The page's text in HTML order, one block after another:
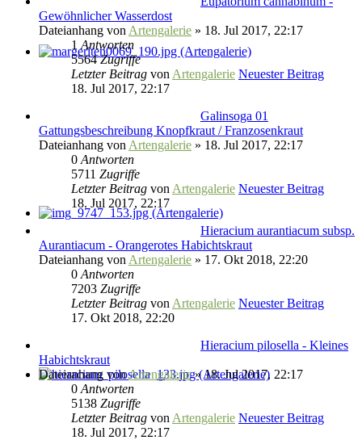
Gewöhnlicher Wasserdost
Dateianhang von Artengalerie » 18. Jul 2017, 22:17
1 Antworten
5564Zugriffe
Letzter Beitrag von Artengalerie Neuester Beitrag
18. Jul 2017, 22:17
Galinsoga 01
Gattungsbeschreibung Knopfkraut / Franzosenkraut
Dateianhang von Artengalerie » 18. Jul 2017, 22:17
0 Antworten
5711 Zugriffe
Letzter Beitrag von Artengalerie Neuester Beitrag
18. Jul 2017, 22:17
Hieracium aurantiacum subsp.
Aurantiacum - Orangerotes Habichtskraut
Dateianhang von Artengalerie » 17. Okt 2018, 22:20
0 Antworten
7203 Zugriffe
Letzter Beitrag von Artengalerie Neuester Beitrag
17. Okt 2018, 22:20
Hieracium pilosella - Kleines
Habichtskraut
Dateianhang vonArtengalerie» 18. Jul 2017, 22:17
0 Antworten
5138 Zugriffe
Letzter Beitrag von Artengalerie Neuester Beitrag
18. Jul 2017, 22:17